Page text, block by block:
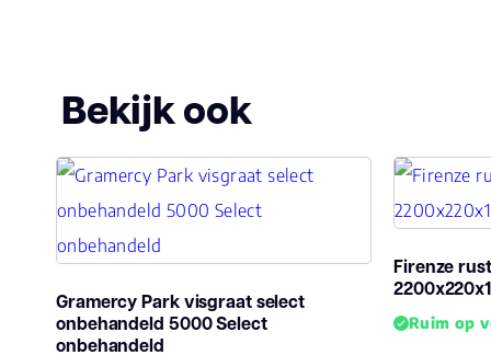
Bekijk ook
Gramercy Park visgraat select
onbehandeld 5000 Select
onbehandeld
Firenze
Ruim op